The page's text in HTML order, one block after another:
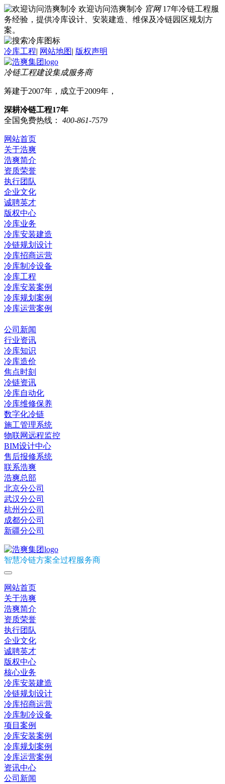
欢迎访问浩爽制冷 官网 17年冷链工程服
务经验，提供冷库设计、安装建造、维保及冷链园区规划方
案。
冷库工程| 网站地图| 版权声明
冷链工程建设集成服务商
筹建于2007年，成立于2009年，
深耕冷链工程17年
全国免费热线：
400-861-7579
网站首页
关于浩爽
浩爽简介
资质荣誉
执行团队
企业文化
诚聘英才
版权中心
冷库业务
冷库安装建造
冷链规划设计
冷库招商运营
冷库制冷设备
冷库工程
冷库安装案例
冷库规划案例
冷库运营案例
公司新闻
行业资讯
冷库知识
冷库造价
焦点时刻
冷链资讯
冷库自动化
冷库维修保养
数字化冷链
施工管理系统
物联网远程监控
BIM设计中心
售后报修系统
联系浩爽
浩爽总部
北京分公司
武汉分公司
杭州分公司
成都分公司
新疆分公司
智慧冷链方案全过程服务商
网站首页
关于浩爽
浩爽简介
资质荣誉
执行团队
企业文化
诚聘英才
版权中心
核心业务
冷库安装建造
冷链规划设计
冷库招商运营
冷库制冷设备
项目案例
冷库安装案例
冷库规划案例
冷库运营案例
资讯中心
公司新闻